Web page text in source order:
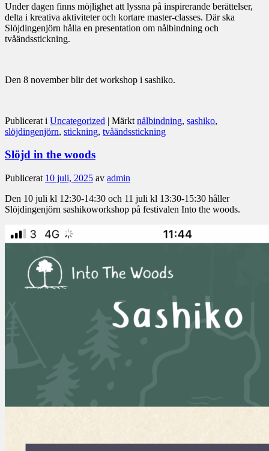
Under dagen finns möjlighet att lyssna på inspirerande berättelser,
delta i kreativa aktiviteter och kortare master-classes. Där ska
Slöjdingenjörn hålla en presentation om nålbindning och
tvåändsstickning.
Den 8 november blir det workshop i sashiko.
Publicerat i Uncategorized | Märkt nålbindning, sashiko,
slöjdingenjörn, stickning, tvåändsstickning
Slöjd in the woods
Publicerat 10 juli, 2025 av admin
Den 10 juli kl 12:30-14:30 och 11 juli kl 13:30-15:30 håller
Slöjdingenjörn sashikoworkshop på festivalen Into the woods.